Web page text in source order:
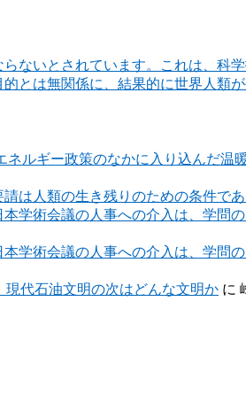
ないとされています。これは、科
とは無関係に、結果的に世界人類
ルギー政策のなかに入り込んだ
は人類の生き残りのための条件で
学術会議の人事への介入は、学問
学術会議の人事への介入は、学問
文明の次はどんな文明か に